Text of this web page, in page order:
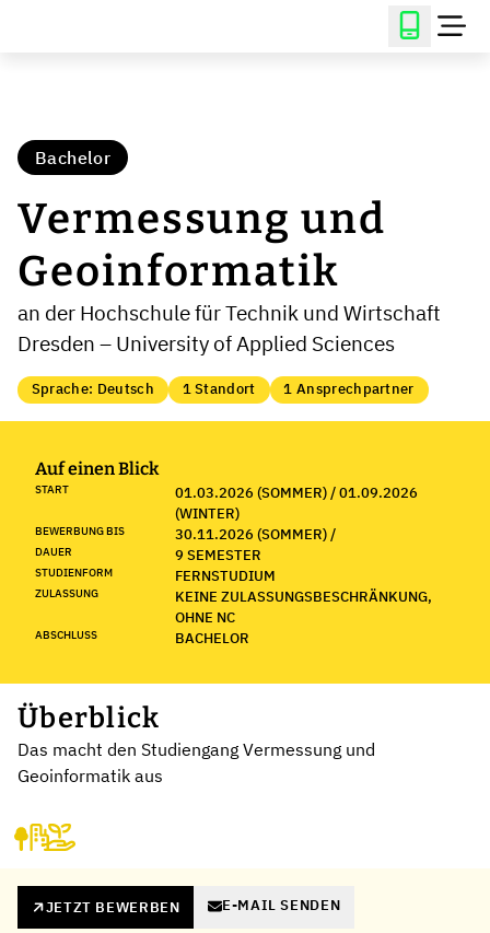
Bachelor
Vermessung und
Geoinformatik
an der Hochschule für Technik und Wirtschaft
Dresden – University of Applied Sciences
Sprache: Deutsch 1 Standort 1 Ansprechpartner
Auf einen Blick
START
01.03.2026 (SOMMER) / 01.09.2026
(WINTER)
BEWERBUNG BIS 30.11.2026 (SOMMER) /
DAUER 9 SEMESTER
STUDIENFORM FERNSTUDIUM
ZULASSUNG
KEINE ZULASSUNGSBESCHRÄNKUNG,
OHNE NC
ABSCHLUSS BACHELOR
Überblick
Das macht den Studiengang Vermessung und
Geoinformatik aus
JETZT BEWERBEN E-MAIL SENDEN